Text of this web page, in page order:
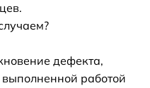
дефекта,
работой